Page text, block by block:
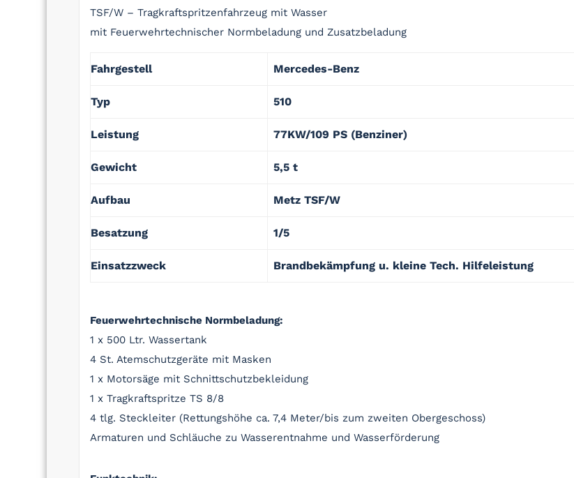
TSF/W – Tragkraftspritzenfahrzeug mit Wasser
mit Feuerwehrtechnischer Normbeladung und Zusatzbeladung
Fahrgestell Mercedes-Benz
Typ 510
Leistung 77KW/109 PS (Benziner)
Gewicht 5,5 t
Aufbau Metz TSF/W
Besatzung 1/5
Einsatzzweck Brandbekämpfung u. kleine Tech. Hilfeleistung
Feuerwehrtechnische Normbeladung:
1 x 500 Ltr. Wassertank
4 St. Atemschutzgeräte mit Masken
1 x Motorsäge mit Schnittschutzbekleidung
1 x Tragkraftspritze TS 8/8
4 tlg. Steckleiter (Rettungshöhe ca. 7,4 Meter/bis zum zweiten Obergeschoss)
Armaturen und Schläuche zu Wasserentnahme und Wasserförderung